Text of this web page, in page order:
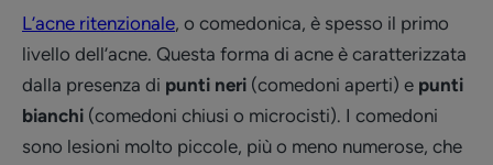
L’acne ritenzionale, o comedonica, è spesso il primo
livello dell’acne. Questa forma di acne è caratterizzata
dalla presenza di punti neri (comedoni aperti) e punti
bianchi (comedoni chiusi o microcisti). I comedoni
sono lesioni molto piccole, più o meno numerose, che